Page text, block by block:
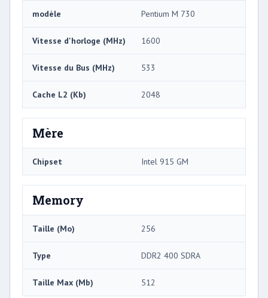
modèle Pentium M 730
Vitesse d'horloge (MHz) 1600
Vitesse du Bus (MHz) 533
Cache L2 (Kb) 2048
Mère
Chipset Intel 915 GM
Memory
Taille (Mo) 256
Type DDR2 400 SDRA
Taille Max (Mb) 512